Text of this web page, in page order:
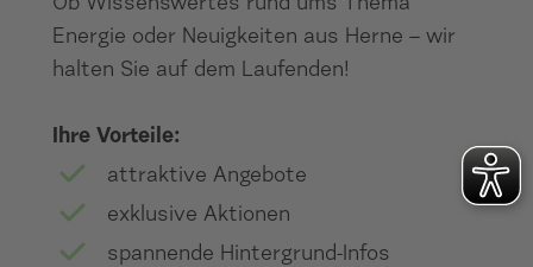
Ob Wissenswertes rund ums Thema
Energie oder Neuigkeiten aus Herne – wir
halten Sie auf dem Laufenden!
Ihre Vorteile:
attraktive Angebote
exklusive Aktionen
spannende Hintergrund-Infos